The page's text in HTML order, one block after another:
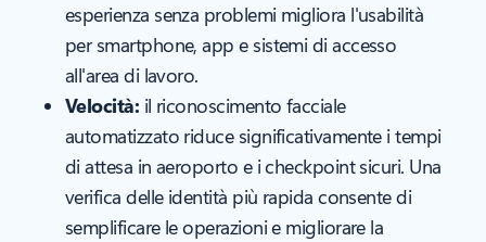
esperienza senza problemi migliora l'usabilità
per smartphone, app e sistemi di accesso
all'area di lavoro.
Velocità: il riconoscimento facciale
automatizzato riduce significativamente i tempi
di attesa in aeroporto e i checkpoint sicuri. Una
verifica delle identità più rapida consente di
semplificare le operazioni e migliorare la